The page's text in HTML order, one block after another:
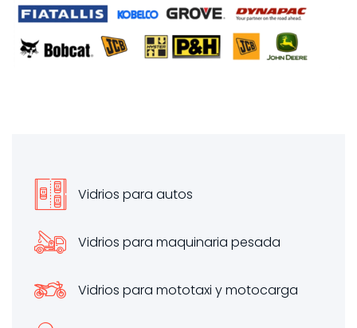
Vidrios para autos
Vidrios para maquinaria pesada
Vidrios para mototaxi y motocarga